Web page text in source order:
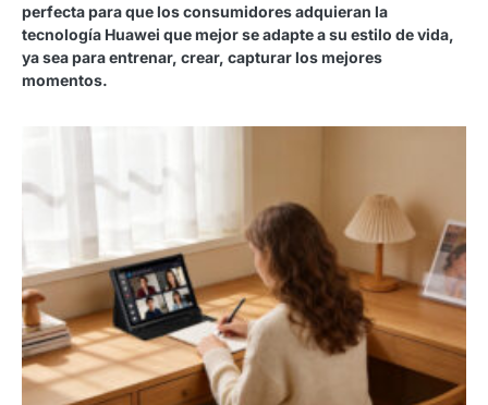
perfecta para que los consumidores adquieran la
tecnología Huawei que mejor se adapte a su estilo de vida,
ya sea para entrenar, crear, capturar los mejores
momentos.